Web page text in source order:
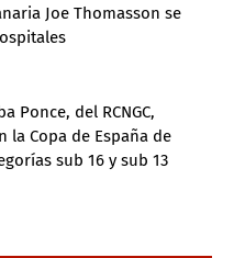
Joe Thomasson se
Ponce, del RCNGC,
la Copa de España de
sub 16 y sub 13